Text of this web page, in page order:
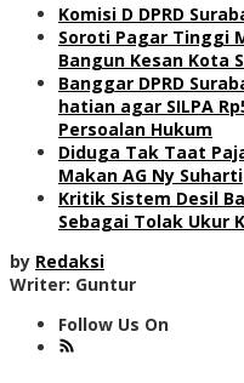
Komisi D DPRD
Soroti Pagar Tinggi
Bangun Kesan Kota
Banggar DPRD
hatian agar SILPA
Persoalan Hukum
Diduga Tak Taat
Makan AG Ny Suharti
Kritik Sistem Desil
Sebagai Tolak Ukur
by Redaksi
Writer: Guntur
Follow Us On